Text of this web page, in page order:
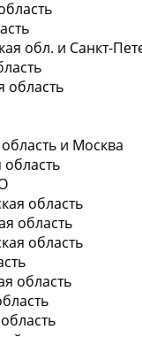
обл. и Санкт-
область
и Москва
область
область
область
область